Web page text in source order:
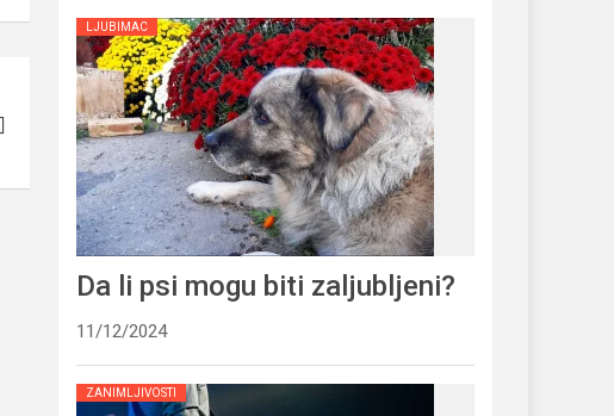
LJUBIMAC
Da li psi mogu biti zaljubljeni?
11/12/2024
ZANIMLJIVOSTI